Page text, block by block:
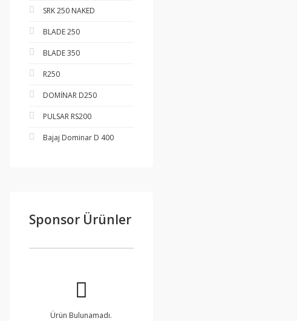
SRK 250 NAKED
BLADE 250
BLADE 350
R250
DOMİNAR D250
PULSAR RS200
Bajaj Dominar D 400
Sponsor Ürünler
Ürün Bulunamadı.